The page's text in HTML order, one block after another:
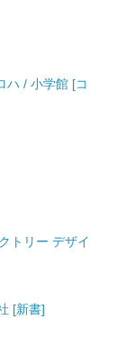
ハ / 小学館 [コ
トリー デザイ
[新書]